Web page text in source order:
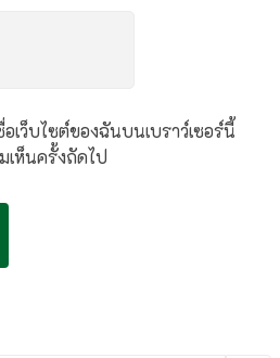
เว็บไซต์ของฉันบนเบราว์เซอร์นี้
เห็นครั้งถัดไป